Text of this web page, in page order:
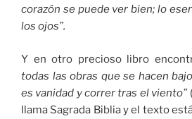
corazón se puede ver bien; lo
los ojos”.
Y en otro precioso libro
todas las obras que se hacen
es vanidad y correr tras el viento”
llama Sagrada Biblia y el texto